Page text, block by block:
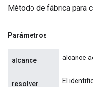
Método de fábrica para
Parámetros
alcance alcance
resolver El